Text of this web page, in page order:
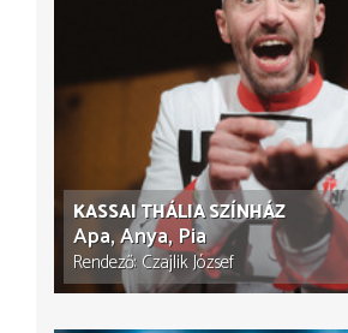
KASSAI THÁLIA SZÍNHÁZ
Apa, Anya, Pia
Rendező Czajlik József